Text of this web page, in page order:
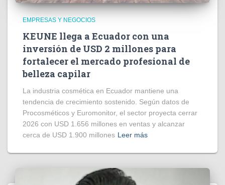
EMPRESAS Y NEGOCIOS
KEUNE llega a Ecuador con una
inversión de USD 2 millones para
fortalecer el mercado profesional de
belleza capilar
La industria cosmética en Ecuador mantiene una
tendencia de crecimiento sostenido. Según datos de
Procosméticos y Euromonitor, el sector proyecta cerrar
2026 con USD 1.656 millones en ventas y alcanzar
cerca de USD 1.900 millones Leer más